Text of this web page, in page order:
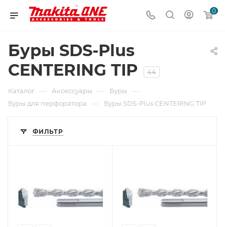
0
Буры SDS-Plus
CENTERING TIP
44
Каталог — Аксессуары — Буры —
Буры для перфоратора — Буры SDS-Plus CENTERING TIP
ФИЛЬТР